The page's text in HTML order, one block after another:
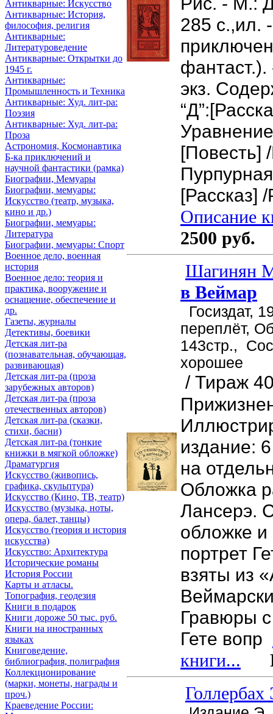
Антикварные: Искусство
Антикварные: История,
философия, религия
Антикварные:
Литературоведение
Антикварные: Открытки до
1945 г.
Антикварные:
Промышленность и Техника
Антикварные: Худ. лит-ра:
Поэзия
Антикварные: Худ. лит-ра:
Проза
Астрономия, Космонавтика
Б-ка приключений и
научной фантастики (рамка)
Биографии, Мемуары
Биографии, мемуары:
Искусство (театр, музыка,
кино и др.)
Биографии, мемуары:
Литература
Биографии, мемуары: Спорт
Военное дело, военная
история
Военное дело: теория и
практика, вооружение и
оснащение, обеспечение и
др.
Газеты, журналы
Детективы, боевики
Детская лит-ра
(познавательная, обучающая,
развивающая)
Детская лит-ра (проза
зарубежных авторов)
Детская лит-ра (проза
отечественных авторов)
Детская лит-ра (сказки,
стихи, басни)
Детская лит-ра (тонкие
книжки в мягкой обложке)
Драматургия
Искусствo (живопись,
графика, скульптура)
Искусствo (Кино, ТВ, театр)
Искусствo (музыка, ноты,
опера, балет, танцы)
Искусствo (теория и история
искусства)
Искусство: Архитектура
Исторические романы
История России
Карты и атласы.
Топография, геодезия
Книги в подарок
Книги дороже 50 тыс. руб.
Книги на иностранных
языках
Книговедение,
библиография, полиграфия
Коллекционирование
(марки, монеты, награды и
проч.)
Краеведение России:
285 с.,ил.
фантаст.).
экз.
[Повесть]
[Рассказ]
Описание
2500 руб.
Шагинян
в Веймар
Госиздат,
переплёт,
143стр.,
хорошее
/ Тираж
издание:
на
Обложка
Лансерэ.
обложке и
портрет
взяты из
Гравюры с
Гете вопр
книги...
Голлербах